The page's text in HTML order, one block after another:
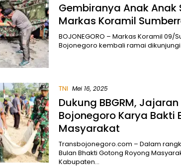
Gembiranya Anak Anak
Markas Koramil
BOJONEGORO – Markas Koramil 09/
Bojonegoro kembali ramai
TNI Mei 16, 2025
Dukung BBGRM,
Bojonegoro Karya Bakti
Masyarakat
Transbojonegoro.com – Dalam
Bulan Bhakti Gotong Royong
Kabupaten…